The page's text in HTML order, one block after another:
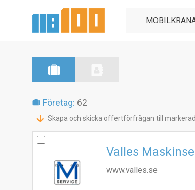
Företag: 62
Skapa och skicka offertförfrågan till
Valles
www.valles.se